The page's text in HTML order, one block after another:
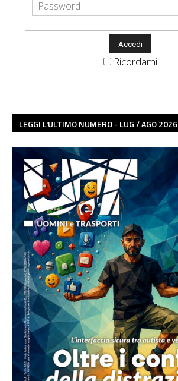
Ricordami
LEGGI L'ULTIMO NUMERO - LUG / AGO 2026